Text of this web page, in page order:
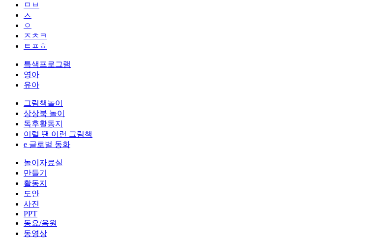
ㅁㅂ
ㅅ
ㅇ
ㅈㅊㅋ
ㅌㅍㅎ
특색프로그램
영아
유아
그림책놀이
상상북 놀이
독후활동지
이럴 땐 이런 그림책
e 글로벌 동화
놀이자료실
만들기
활동지
도안
사진
PPT
동요/음원
동영상